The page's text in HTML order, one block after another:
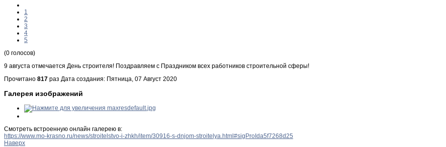
1
2
3
4
5
(0 голосов)
9 августа отмечается День строителя! Поздравляем с Праздником всех работников строительной сферы!
Прочитано 817 раз Дата создания: Пятница, 07 Август 2020
Галерея изображений
Смотреть встроенную онлайн галерею в:
https://www.mo-krasno.ru/news/stroitelstvo-i-zhkh/item/30916-s-dnjom-stroitelya.html#sigProIda5f7268d25
Наверх